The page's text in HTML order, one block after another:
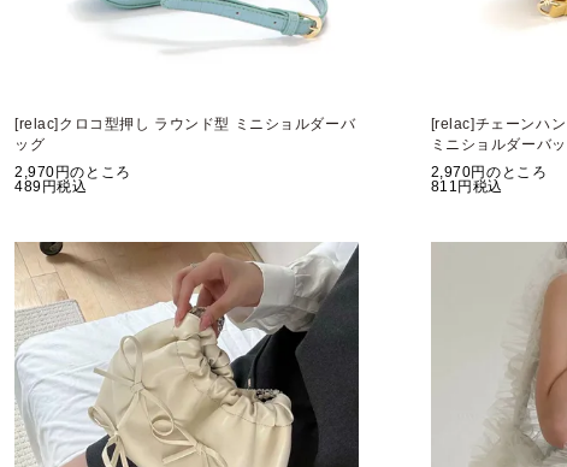
[relac]クロコ型押し ラウンド型 ミニショルダーバ
ッグ
2,970
のところ
489
税込
[relac]チェーンハ
ミニショルダーバ
2,970
のところ
811
税込